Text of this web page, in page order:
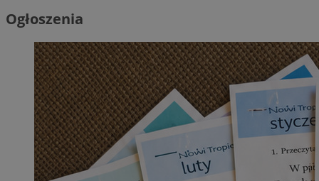
Ogłoszenia